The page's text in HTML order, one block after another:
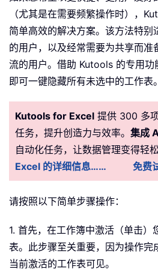
（尤其是在需要频繁操作时），
简单高效的解决方案。该方法特别
的用户，以及经常需要为共享而准
流的用户。借助 Kutools 的专用功
即可一键隐藏所有未选中的工作表。
Kutools for Excel 提供 300 多
任务，提升创造力与效率。 集成
自动化任务，让数据管理变得轻松
Excel 的详细信息……
免费
请按照以下简单步骤操作：
1. 首先，在工作簿中激活（单击）
表。此步骤至关重要，因为操作
当前激活的工作表可见。